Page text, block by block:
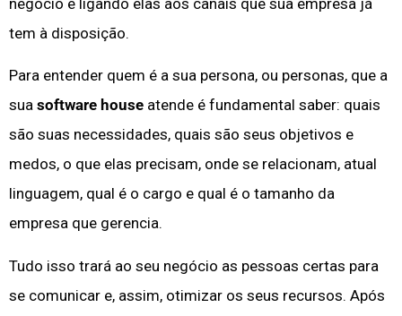
tem à disposição.
Para entender quem é a sua persona, ou personas, que a
sua software house atende é fundamental saber: quais
são suas necessidades, quais são seus objetivos e
medos, o que elas precisam, onde se relacionam, atual
linguagem, qual é o cargo e qual é o tamanho da
empresa que gerencia.
Tudo isso trará ao seu negócio as pessoas certas para
se comunicar e, assim, otimizar os seus recursos. Após